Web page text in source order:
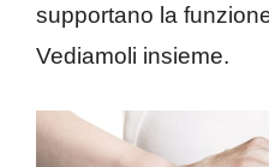
supportano la
Vediamoli insieme.